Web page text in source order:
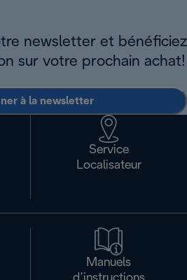
newsletter et bénéficiez
sur votre prochain achat!
à la newsletter
Service
Localisateur
Manuels